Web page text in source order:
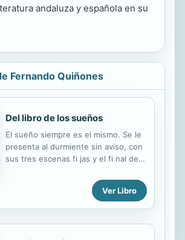
andaluza y española en su
Fernando Quiñones
Del libro de los sueños
El sueño siempre es el mismo. Se le
presenta al durmiente sin aviso, con
sus tres escenas fi jas y el fi nal de la
cuando la nena está a punto de
desabrocharse ante su enorme tío el
botón de arriba de su blusa
Ver Libro